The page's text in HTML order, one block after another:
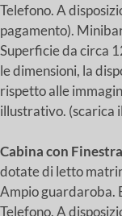
Telefono. A
pagamento).
Superficie da circa
le dimensioni, la
rispetto alle
illustrativo. (scarica
Cabina con
dotate di letto
Ampio guardaroba.
Telefono. A